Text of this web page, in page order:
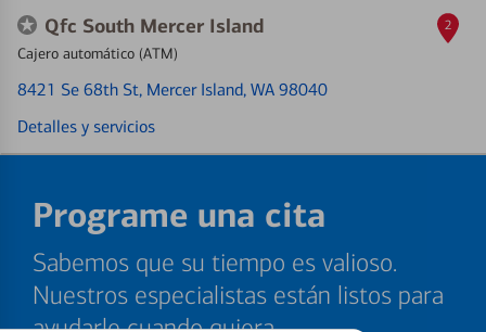
Qfc South Mercer Island
Cajero automático (ATM)
8421 Se 68th St, Mercer Island, WA 98040
Detalles y servicios
2
Programe una cita
Sabemos que su tiempo es valioso.
Nuestros especialistas están listos para